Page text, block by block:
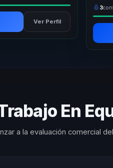
Ver Perfil
3
En
a la evaluación comercial del